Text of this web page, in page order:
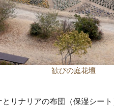
歓びの庭花壇
リナリアの布団（保湿シート